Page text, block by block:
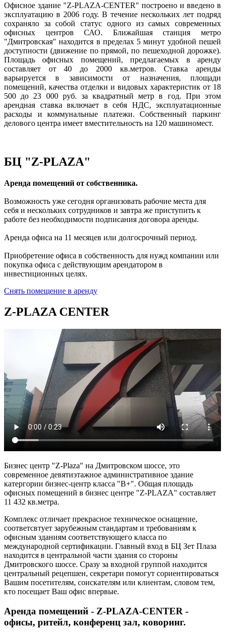
Офисное здание "Z-PLAZA-CENTER" построено и введено в
эксплуатацию в 2006 году. В течение нескольких лет подряд
сохраняло за собой статус одного из самых современных
офисных центров САО. Ближайшая станция метро
"Дмитровская" находится в пределах 5 минут удобной пешей
доступности (движение по прямой, по пешеходной дорожке).
Площадь офисных помещений, предлагаемых в аренду
составляет от 40 до 2000 кв.метров. Ставка аренды
варьируется в зависимости от назначения, площади
помещений, качества отделки и видовых характеристик от 18
500 до 23 000 руб. за квадратный метр в год. При этом
арендная ставка включает в себя НДС, эксплуатационные
расходы и коммунальные платежи. Собственный паркинг
делового центра имеет вместительность на 120 машиномест.
БЦ "Z-PLAZA"
Аренда помещений от собственника.
Возможность уже сегодня организовать рабочие места для
себя и нескольких сотрудников и завтра же приступить к
работе без необходимости подписания договора аренды.
Аренда офиса на 11 месяцев или долгосрочный период.
Приобретение офиса в собственность для нужд компании или
покупка офиса с действующим арендатором в
инвестиционных целях.
Снять помещение в аренду
Z-PLAZA CENTER
Бизнес центр "Z-Plaza" на Дмитровском шоссе, это
современное девятиэтажное административное здание
катергории бизнес-центр класса "В+". Общая площадь
офисных помещений в бизнес центре "Z-PLAZA" составляет
11 432 кв.метра.
Комплекс отличает прекрасное техническое оснащение,
соответсвтует зарубежным стандартам и требованиям к
офисным зданиям соответствующего класса по
международной сертификации. Главный вход в БЦ Зет Плаза
находится в центральной части здания со стороны
Дмитровского шоссе. Сразу за входной группой находится
центральный рецепшен, секретари помогут сориентироваться
Вашим посетителям, соискателям или клиентам, словом тем,
кто посещает Ваш офис впервые.
Аренда помещений - Z-PLAZA-CENTER -
офисы, ритейл, конференц зал, коворинг.